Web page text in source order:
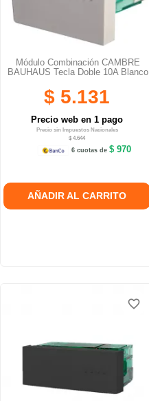
Módulo Combinación CAMBRE
BAUHAUS Tecla Doble 10A Blanco
$ 5.131
Precio web en 1 pago
Precio sin Impuestos Nacionales
$ 4.644
6 cuotas de$ 970
AÑADIR AL CARRITO
favorite_border
favorite_border